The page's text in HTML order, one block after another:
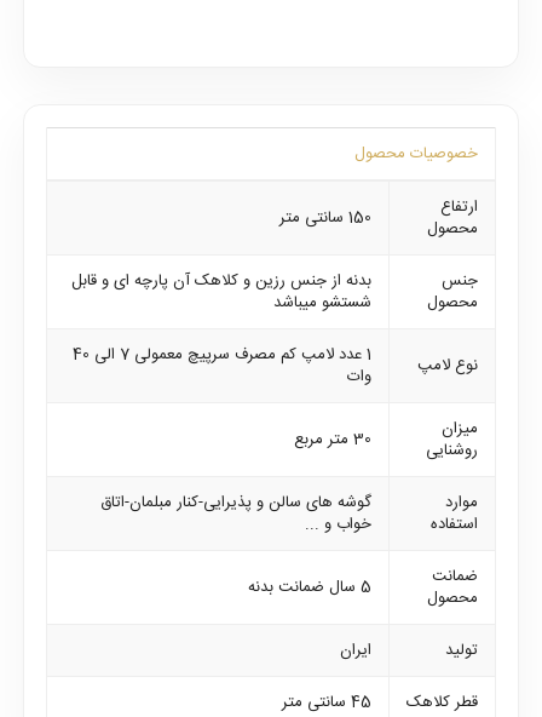
خصوصیات محصول
ارتفاع
محصول
150 سانتی متر
جنس
محصول
بدنه از جنس رزین و کلاهک آن پارچه ای و قابل
شستشو میباشد
نوع لامپ
1 عدد لامپ کم مصرف سرپیچ معمولی 7 الی 40
وات
میزان
روشنایی
30 متر مربع
موارد
استفاده
گوشه های سالن و پذیرایی-کنار مبلمان-اتاق
خواب و ...
ضمانت
محصول
5 سال ضمانت بدنه
تولید
ایران
قطر کلاهک
45 سانتی متر